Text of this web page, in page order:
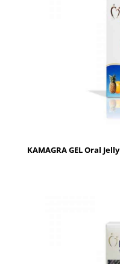
KAMAGRA GEL Oral Jelly